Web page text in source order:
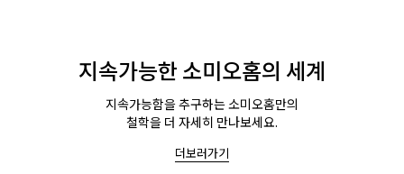
지속가능한 소미오홈의 세계
지속가능함을 추구하는 소미오홈만의
철학을 더 자세히 만나보세요.
더보러가기